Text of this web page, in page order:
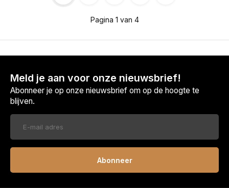
Pagina 1 van 4
Meld je aan voor onze nieuwsbrief!
Abonneer je op onze nieuwsbrief om op de hoogte te
blijven.
Abonneer